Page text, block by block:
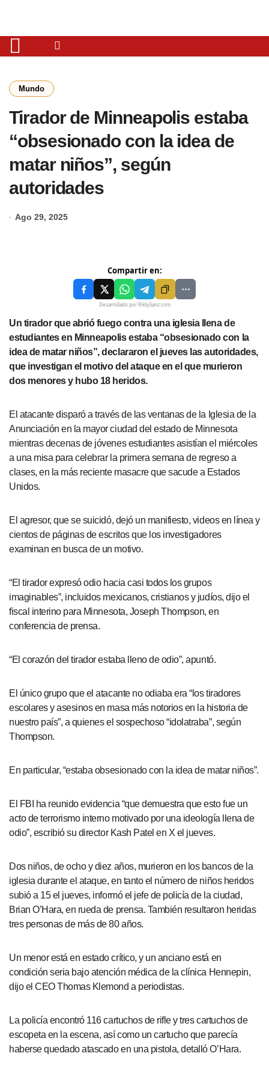
Mundo
Tirador de Minneapolis estaba
“obsesionado con la idea de
matar niños”, según
autoridades
Ago 29, 2025
Compartir en:
Desarrollado por RikkySanz.com
Un tirador que abrió fuego contra una iglesia llena de
estudiantes en Minneapolis estaba “obsesionado con la
idea de matar niños”, declararon el jueves las autoridades,
que investigan el motivo del ataque en el que murieron
dos menores y hubo 18 heridos.
El atacante disparó a través de las ventanas de la Iglesia de la
Anunciación en la mayor ciudad del estado de Minnesota
mientras decenas de jóvenes estudiantes asistían el miércoles
a una misa para celebrar la primera semana de regreso a
clases, en la más reciente masacre que sacude a Estados
Unidos.
El agresor, que se suicidó, dejó un manifiesto, videos en línea y
cientos de páginas de escritos que los investigadores
examinan en busca de un motivo.
“El tirador expresó odio hacia casi todos los grupos
imaginables”, incluidos mexicanos, cristianos y judíos, dijo el
fiscal interino para Minnesota, Joseph Thompson, en
conferencia de prensa.
“El corazón del tirador estaba lleno de odio”, apuntó.
El único grupo que el atacante no odiaba era “los tiradores
escolares y asesinos en masa más notorios en la historia de
nuestro país”, a quienes el sospechoso “idolatraba”, según
Thompson.
En particular, “estaba obsesionado con la idea de matar niños”.
El FBI ha reunido evidencia “que demuestra que esto fue un
acto de terrorismo interno motivado por una ideología llena de
odio”, escribió su director Kash Patel en X el jueves.
Dos niños, de ocho y diez años, murieron en los bancos de la
iglesia durante el ataque, en tanto el número de niños heridos
subió a 15 el jueves, informó el jefe de policía de la ciudad,
Brian O’Hara, en rueda de prensa. También resultaron heridas
tres personas de más de 80 años.
Un menor está en estado crítico, y un anciano está en
condición seria bajo atención médica de la clínica Hennepin,
dijo el CEO Thomas Klemond a periodistas.
La policía encontró 116 cartuchos de rifle y tres cartuchos de
escopeta en la escena, así como un cartucho que parecía
haberse quedado atascado en una pistola, detalló O’Hara.